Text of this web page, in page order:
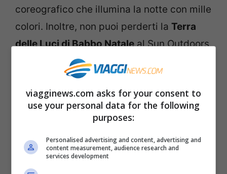
coreografico che illumina la notte con mille
colori. Inoltre, non puoi perderti la Terra
delle Luci di Babbo Nataleal Sun Outdoors
Lake Rudolph: un viaggio attraverso la
magica storia della renna dal naso rosso
più famosa al mondo.
viagginews.com asks for your consent to
use your personal data for the following
purposes:
Personalised advertising and content, advertising and
content measurement, audience research and
services development